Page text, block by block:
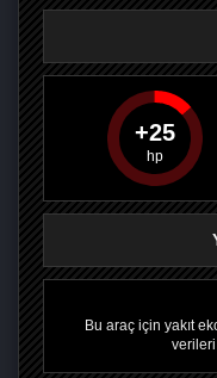
PAYLAŞPAYLAŞ
25
Bu araç için yakıt